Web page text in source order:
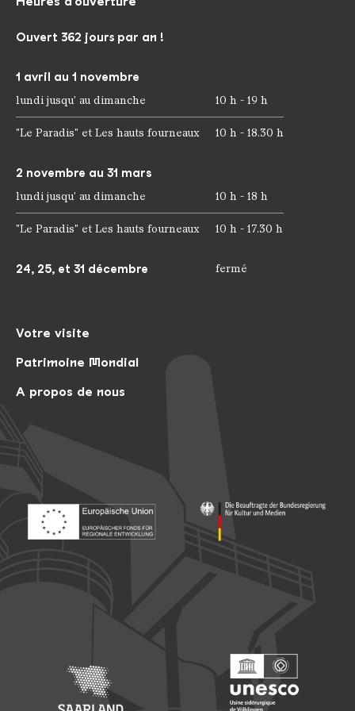
Votre visite
Patrimoine Mondial
A propos de nous
Ouvert 362 jours par an !
1 avril au 1 novembre
lundi jusqu' au dimanche 10 h - 19 h
"Le Paradis" et Les hauts fourneaux 10 h - 18.30 h
2 novembre au 31 mars
lundi jusqu' au dimanche 10 h - 18 h
"Le Paradis" et Les hauts fourneaux 10 h - 17.30 h
24, 25, et 31 décembre fermé